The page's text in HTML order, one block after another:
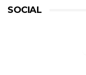
SOCIAL